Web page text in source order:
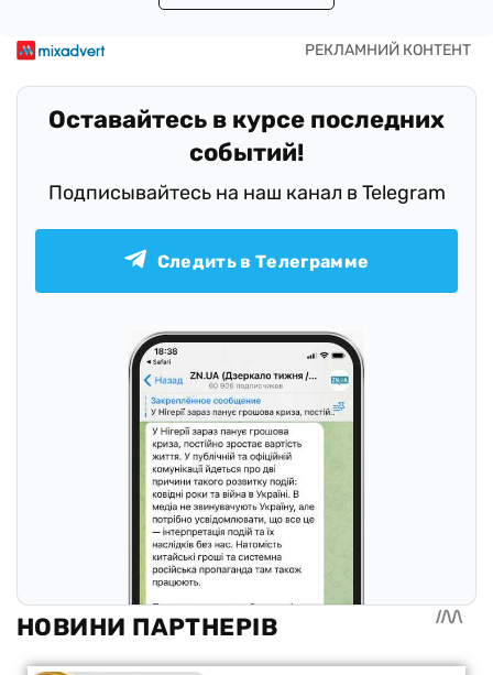
Оставайтесь в курсе последних
событий!
Подписывайтесь на наш канал в Telegram
Следить в Телеграмме